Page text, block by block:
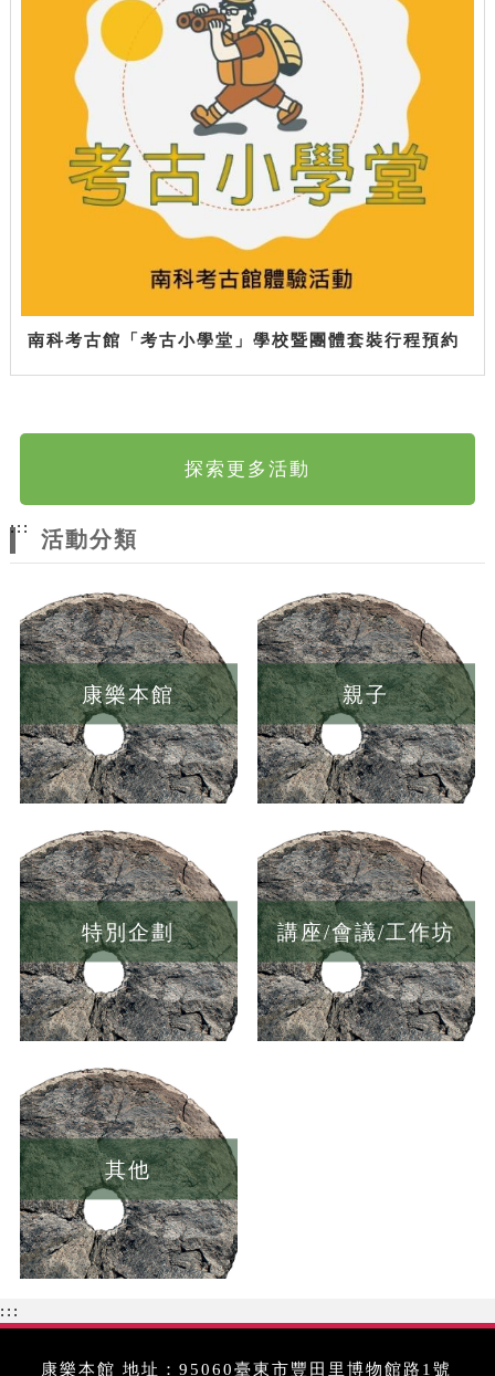
南科考古館「考古小學堂」學校暨團體套裝行程預約
探索更多活動
:::
活動分類
康樂本館 親子
特別企劃 講座/會議/工作坊
其他
:::
康樂本館 地址：95060臺東市豐田里博物館路1號